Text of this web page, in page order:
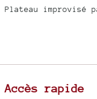
Plateau improvisé
Accès rapide